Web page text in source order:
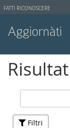
Strumenti
FATTI RICONOSCERE
Aggiornàti
Ricerca avanzata…
Filtri